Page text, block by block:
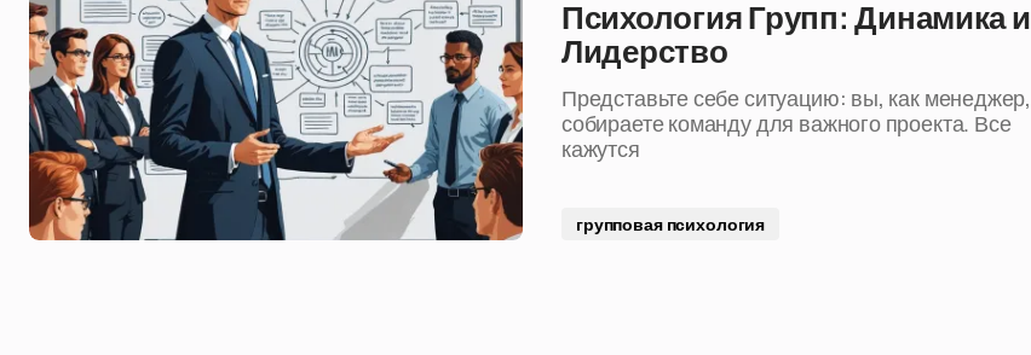
Психология Групп: Динамика и
Лидерство
Представьте себе ситуацию: вы, как менеджер,
собираете команду для важного проекта. Все
кажутся
групповая психология